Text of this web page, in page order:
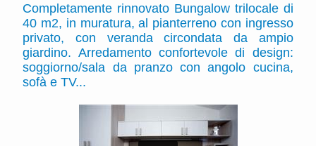
Completamente rinnovato Bungalow trilocale di
40 m2, in muratura, al pianterreno con ingresso
privato, con veranda circondata da ampio
giardino. Arredamento confortevole di design:
soggiorno/sala da pranzo con angolo cucina,
sofà e TV...